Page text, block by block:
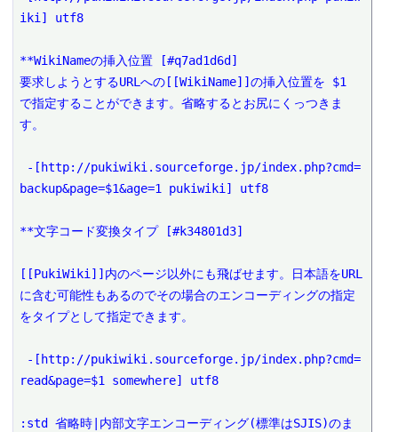
iki] utf8
**WikiNameの挿入位置 [#q7ad1d6d]
要求しようとするURLへの[[WikiName]]の挿入位置を $1
で指定することができます。省略するとお尻にくっつきま
す。
backup&page=$1&age=1 pukiwiki] utf8
**文字コード変換タイプ [#k34801d3]
[[PukiWiki]]内のページ以外にも飛ばせます。日本語をURL
に含む可能性もあるのでその場合のエンコーディングの指定
をタイプとして指定できます。
read&page=$1 somewhere] utf8
:std 省略時|内部文字エンコーディング(標準はSJIS)のま